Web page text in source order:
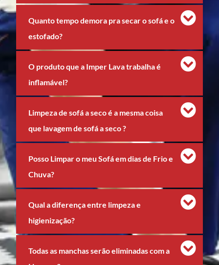
Quanto tempo demora pra secar o sofá e o
estofado?
O produto que a Imper Lava trabalha é
inflamável?
Limpeza de sofá a seco é a mesma coisa
que lavagem de sofá a seco ?
Posso Limpar o meu Sofá em dias de Frio e
Chuva?
Qual a diferença entre limpeza e
higienização?
Todas as manchas serão eliminadas com a